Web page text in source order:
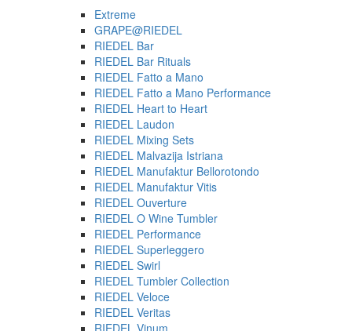
Extreme
GRAPE@RIEDEL
RIEDEL Bar
RIEDEL Bar Rituals
RIEDEL Fatto a Mano
RIEDEL Fatto a Mano Performance
RIEDEL Heart to Heart
RIEDEL Laudon
RIEDEL Mixing Sets
RIEDEL Malvazija Istriana
RIEDEL Manufaktur Bellorotondo
RIEDEL Manufaktur Vitis
RIEDEL Ouverture
RIEDEL O Wine Tumbler
RIEDEL Performance
RIEDEL Superleggero
RIEDEL Swirl
RIEDEL Tumbler Collection
RIEDEL Veloce
RIEDEL Veritas